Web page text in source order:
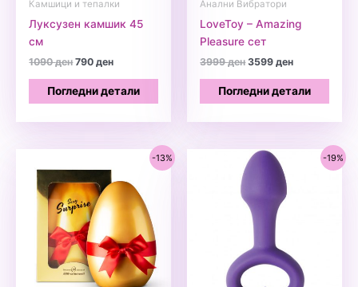
Камшици и тепалки
Луксузен камшик 45
см
1090денOriginal
was:
1090 ден.
790денCurrent
is:
Погледни детали
Анални Вибратори
LoveToy – Amazing
Pleasure сет
3999денOriginal
was:
3999 ден.
3599денCurrent
is:
Погледни детали
-13% -19%